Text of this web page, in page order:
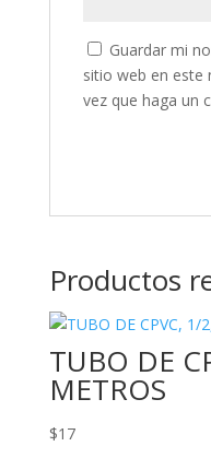
Guardar mi
sitio web en este
vez que haga un
Productos
TUBO DE
METROS
$17